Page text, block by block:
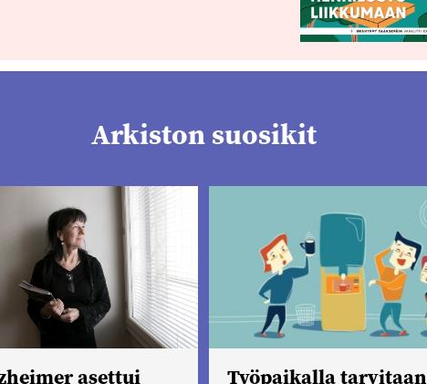
Arkiston suosikit
asettui Työpaikalla tarvitaan